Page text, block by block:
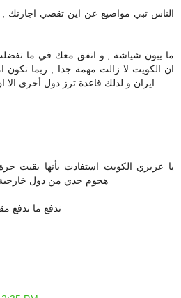
الناس تبي مواضيع عن اين تقضي
ما يبون شياشة , و اتفق معك في ما
ان الكويت لا زالت مهمة جدا , ربما تكون
ايران و لذلك قاعدة ترز دول أخرى الا
يا عزيزي الكويت استفادت بأنها بقيت
هجوم جدي من دول خارجية
ندفع ما ندفع